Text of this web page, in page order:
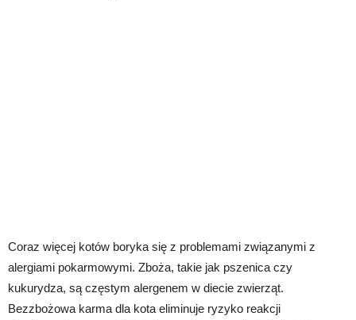
Coraz więcej kotów boryka się z problemami związanymi z
alergiami pokarmowymi. Zboża, takie jak pszenica czy
kukurydza, są częstym alergenem w diecie zwierząt.
Bezzbożowa karma dla kota eliminuje ryzyko reakcji